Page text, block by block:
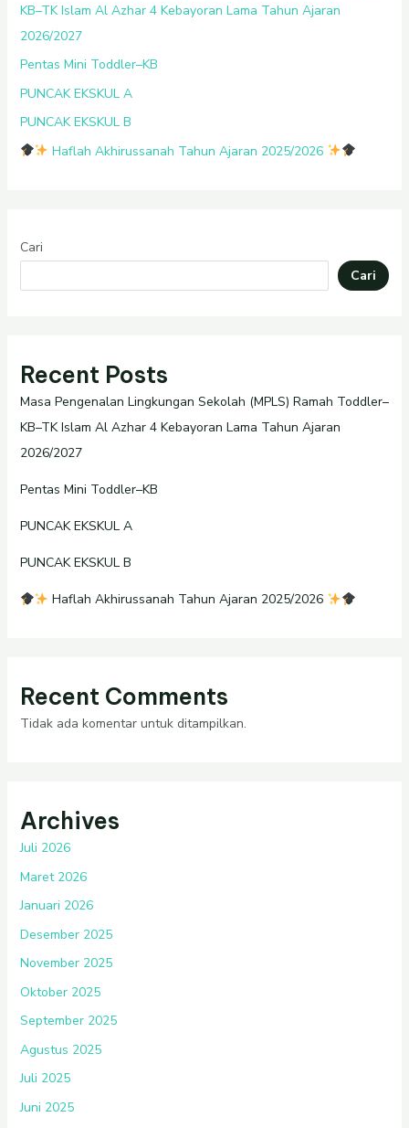
KB–TK Islam Al Azhar 4 Kebayoran Lama Tahun Ajaran
2026/2027
Pentas Mini Toddler–KB
PUNCAK EKSKUL A
PUNCAK EKSKUL B
Haflah Akhirussanah Tahun Ajaran 2025/2026
Cari
Cari
Recent Posts
Masa Pengenalan Lingkungan Sekolah (MPLS) Ramah Toddler–
KB–TK Islam Al Azhar 4 Kebayoran Lama Tahun Ajaran
2026/2027
Pentas Mini Toddler–KB
PUNCAK EKSKUL A
PUNCAK EKSKUL B
Haflah Akhirussanah Tahun Ajaran 2025/2026
Recent Comments
Tidak ada komentar untuk ditampilkan.
Archives
Juli 2026
Maret 2026
Januari 2026
Desember 2025
November 2025
Oktober 2025
September 2025
Agustus 2025
Juli 2025
Juni 2025